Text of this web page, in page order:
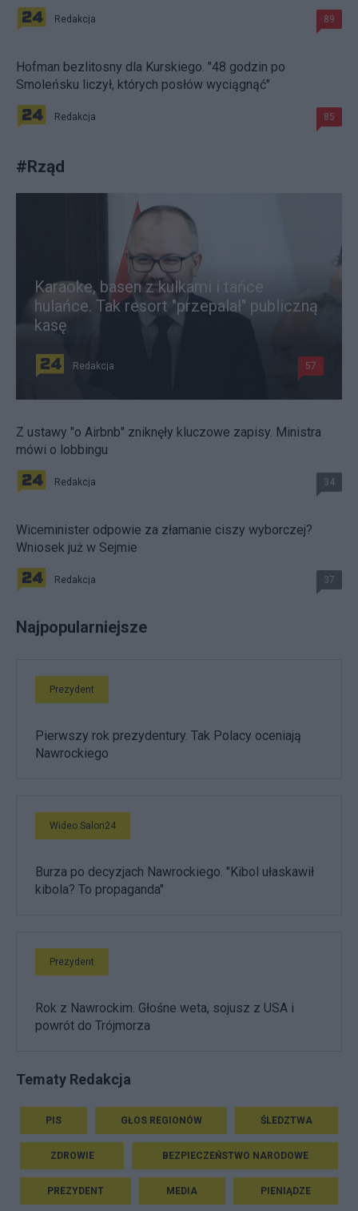
Redakcja 89
Hofman bezlitosny dla Kurskiego. "48 godzin po
Smoleńsku liczył, których posłów wyciągnąć"
Redakcja 85
#Rząd
Karaoke, basen z kulkami i tańce
hulańce. Tak resort "przepalał" publiczną
kasę
Redakcja 57
Z ustawy "o Airbnb" zniknęły kluczowe zapisy. Ministra
mówi o lobbingu
Redakcja 34
Wiceminister odpowie za złamanie ciszy wyborczej?
Wniosek już w Sejmie
Redakcja 37
Najpopularniejsze
Prezydent
Pierwszy rok prezydentury. Tak Polacy oceniają
Nawrockiego
Wideo Salon24
Burza po decyzjach Nawrockiego. "Kibol ułaskawił
kibola? To propaganda"
Prezydent
Rok z Nawrockim. Głośne weta, sojusz z USA i
powrót do Trójmorza
Tematy Redakcja
PIS GŁOS REGIONÓW ŚLEDZTWA
ZDROWIE BEZPIECZEŃSTWO NARODOWE
PREZYDENT MEDIA PIENIĄDZE